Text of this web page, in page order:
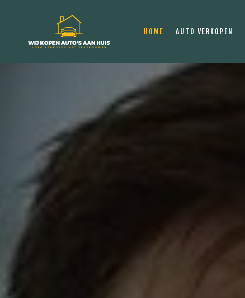
HOME AUTO VERKOPEN